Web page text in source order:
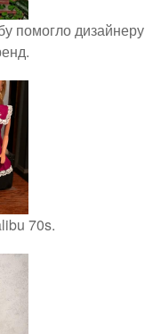
помогло дизайнеру
70s.